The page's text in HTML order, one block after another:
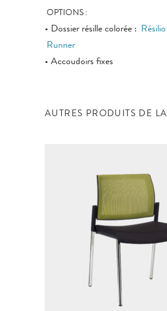
OPTIONS :
• Dossier résille colorée : Résilio
Runner
• Accoudoirs fixes
AUTRES PRODUITS DE